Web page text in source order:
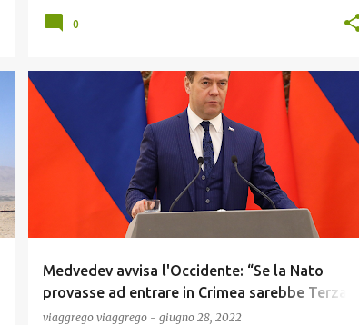
0
Medvedev avvisa l'Occidente: “Se la Nato
provasse ad entrare in Crimea sarebbe Terza
Guerra Mondiale”!
viaggrego viaggrego - giugno 28, 2022
POLITICA